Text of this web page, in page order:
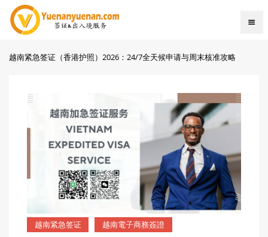
越南紧急签证（香港护照）2026：24/7全天候申请与周末核准攻略
越南紧急签证 越南電子商務簽證